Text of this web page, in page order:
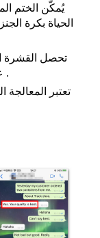
يُمكّن الختم
الحياة بكرة
تحصل القشرة
على الهيكل المتفوق للمواد والألياف الداخلية .
تعتبر المعالجة